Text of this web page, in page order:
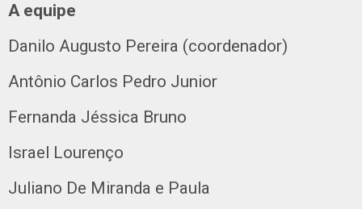
A equipe
Danilo Augusto Pereira (coordenador)
Antônio Carlos Pedro Junior
Fernanda Jéssica Bruno
Israel Lourenço
Juliano De Miranda e Paula